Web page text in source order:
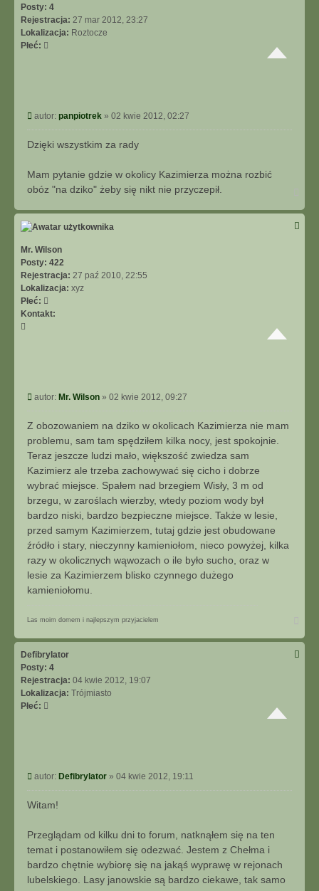
Posty: 4
Rejestracja: 27 mar 2012, 23:27
Lokalizacja: Roztocze
Płeć:
P
o
s
autor: panpiotrek » 02 kwie 2012, 02:27
Dzięki wszystkim za rady
Mam pytanie gdzie w okolicy Kazimierza można rozbić
obóz "na dziko" żeby się nikt nie przyczepił.
g
ó
Mr. Wilson
Posty: 422
Rejestracja: 27 paź 2010, 22:55
Lokalizacja: xyz
Płeć:
Kontakt:
k
u
s
z
M
r
W
s
o
P
s
autor: Mr. Wilson » 02 kwie 2012, 09:27
Z obozowaniem na dziko w okolicach Kazimierza nie mam
problemu, sam tam spędziłem kilka nocy, jest spokojnie.
Teraz jeszcze ludzi mało, większość zwiedza sam
Kazimierz ale trzeba zachowywać się cicho i dobrze
wybrać miejsce. Spałem nad brzegiem Wisły, 3 m od
brzegu, w zaroślach wierzby, wtedy poziom wody był
bardzo niski, bardzo bezpieczne miejsce. Także w lesie,
przed samym Kazimierzem, tutaj gdzie jest obudowane
źródło i stary, nieczynny kamieniołom, nieco powyżej, kilka
razy w okolicznych wąwozach o ile było sucho, oraz w
lesie za Kazimierzem blisko czynnego dużego
kamieniołomu.
Las moim domem i najlepszym przyjacielem
g
ó
Defibrylator
Posty: 4
Rejestracja: 04 kwie 2012, 19:07
Lokalizacja: Trójmiasto
Płeć:
P
o
s
autor: Defibrylator » 04 kwie 2012, 19:11
Witam!
Przeglądam od kilku dni to forum, natknąłem się na ten
temat i postanowiłem się odezwać. Jestem z Chełma i
bardzo chętnie wybiorę się na jakąś wyprawę w rejonach
lubelskiego. Lasy janowskie są bardzo ciekawe, tak samo